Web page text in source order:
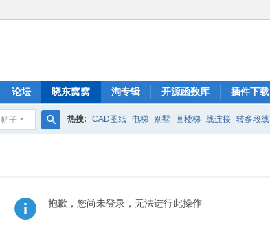
论坛 晓东窝窝 淘专辑 开源函数库 插件下载
帖子 热搜: CAD图纸 电梯 别墅 画楼梯 线连接 转多段线
抱歉，您尚未登录，无法进行此操作